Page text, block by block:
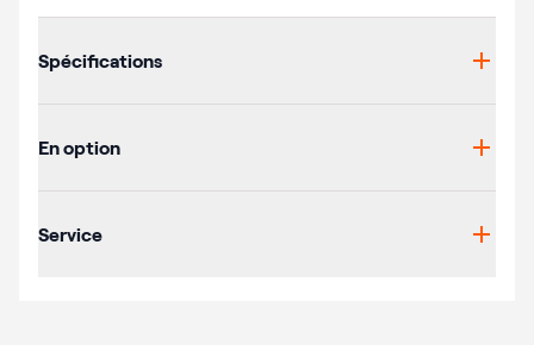
Spécifications
En option
Service